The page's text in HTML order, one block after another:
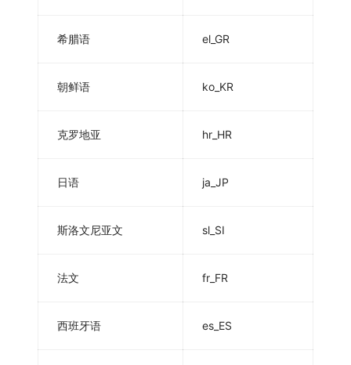
希腊语 el_GR
朝鲜语 ko_KR
克罗地亚 hr_HR
日语 ja_JP
斯洛文尼亚文 sl_SI
法文 fr_FR
西班牙语 es_ES